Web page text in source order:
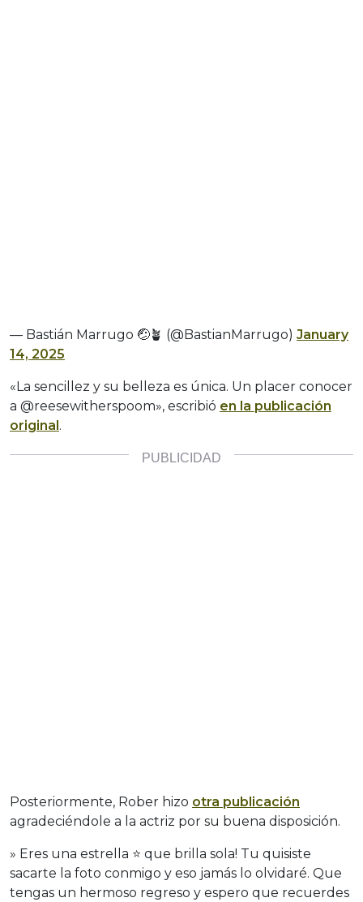
— Bastián Marrugo 🤕🪴 (@BastianMarrugo) January
14, 2025
«La sencillez y su belleza es única. Un placer conocer
a @reesewitherspoom», escribió en la publicación
original .
Posteriormente, Rober hizo otra publicación
agradeciéndole a la actriz por su buena disposición.
» Eres una estrella ⭐️ que brilla sola! Tu quisiste
sacarte la foto conmigo y eso jamás lo olvidaré. Que
tengas un hermoso regreso y espero que recuerdes